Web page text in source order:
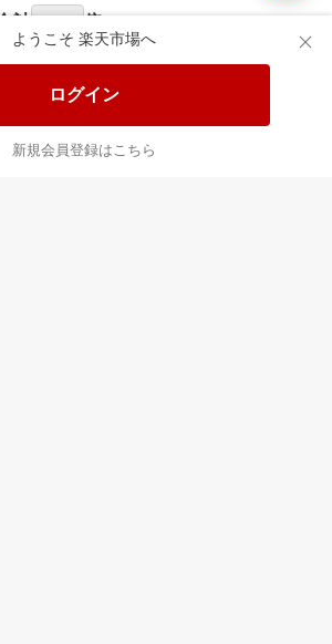
ようこそ 楽天市場へ
ログイン
新規会員登録はこちら
合計 倍